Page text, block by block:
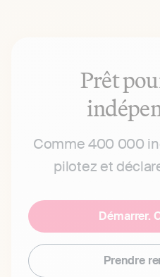
Prêt
Comme 400 000
pilotez et
Démarrer.
Prendre